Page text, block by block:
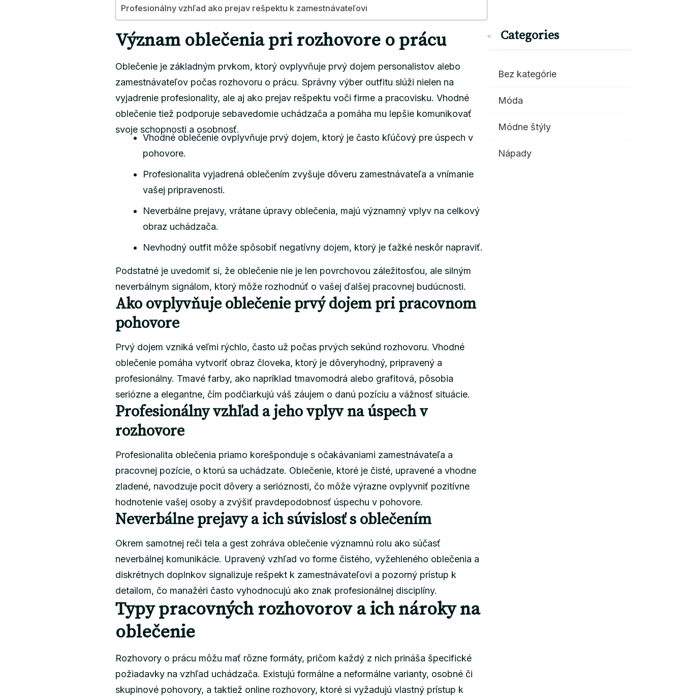
Profesionálny vzhľad ako prejav rešpektu k zamestnávateľovi
Význam oblečenia pri rozhovore o prácu
Oblečenie je základným prvkom, ktorý ovplyvňuje prvý dojem personalistov alebo
zamestnávateľov počas rozhovoru o prácu. Správny výber outfitu slúži nielen na
vyjadrenie profesionality, ale aj ako prejav rešpektu voči firme a pracovisku. Vhodné
oblečenie tiež podporuje sebavedomie uchádzača a pomáha mu lepšie komunikovať
svoje schopnosti a osobnosť.
Vhodné oblečenie ovplyvňuje prvý dojem, ktorý je často kľúčový pre úspech v
pohovore.
Profesionalita vyjadrená oblečením zvyšuje dôveru zamestnávateľa a vnímanie
vašej pripravenosti.
Neverbálne prejavy, vrátane úpravy oblečenia, majú významný vplyv na celkový
obraz uchádzača.
Nevhodný outfit môže spôsobiť negatívny dojem, ktorý je ťažké neskôr napraviť.
Podstatné je uvedomiť si, že oblečenie nie je len povrchovou záležitosťou, ale silným
neverbálnym signálom, ktorý môže rozhodnúť o vašej ďalšej pracovnej budúcnosti.
Ako ovplyvňuje oblečenie prvý dojem pri pracovnom
pohovore
Prvý dojem vzniká veľmi rýchlo, často už počas prvých sekúnd rozhovoru. Vhodné
oblečenie pomáha vytvoriť obraz človeka, ktorý je dôveryhodný, pripravený a
profesionálny. Tmavé farby, ako napríklad tmavomodrá alebo grafitová, pôsobia
seriózne a elegantne, čím podčiarkujú váš záujem o danú pozíciu a vážnosť situácie.
Profesionálny vzhľad a jeho vplyv na úspech v
rozhovore
Profesionalita oblečenia priamo korešponduje s očakávaniami zamestnávateľa a
pracovnej pozície, o ktorú sa uchádzate. Oblečenie, ktoré je čisté, upravené a vhodne
zladené, navodzuje pocit dôvery a serióznosti, čo môže výrazne ovplyvniť pozitívne
hodnotenie vašej osoby a zvýšiť pravdepodobnosť úspechu v pohovore.
Neverbálne prejavy a ich súvislosť s oblečením
Okrem samotnej reči tela a gest zohráva oblečenie významnú rolu ako súčasť
neverbálnej komunikácie. Upravený vzhľad vo forme čistého, vyžehleného oblečenia a
diskrétnych doplnkov signalizuje rešpekt k zamestnávateľovi a pozorný prístup k
detailom, čo manažéri často vyhodnocujú ako znak profesionálnej disciplíny.
Typy pracovných rozhovorov a ich nároky na
oblečenie
Rozhovory o prácu môžu mať rôzne formáty, pričom každý z nich prináša špecifické
požiadavky na vzhľad uchádzača. Existujú formálne a neformálne varianty, osobné či
skupinové pohovory, a taktiež online rozhovory, ktoré si vyžadujú vlastný prístup k
Categories
Bez kategórie
Móda
Módne štýly
Nápady